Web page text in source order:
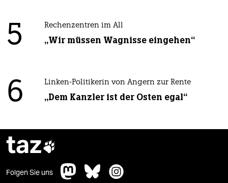
5 Rechenzentren im All
„Wir müssen Wagnisse eingehen“
6 Linken-Politikerin von Angern zur Rente
„Dem Kanzler ist der Osten egal“
taz
Folgen Sie uns